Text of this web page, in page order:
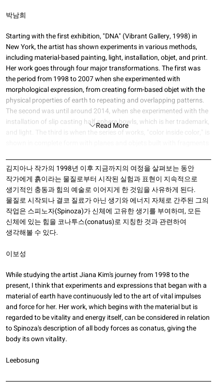
박남희
Starting with the first exhibition, "DNA" (Vibrant Gallery, 1998) in
New York, the artist has shown experiments in various methods,
including material-based painting, light, installation, objet, and print.
Her work goes through four major transformations. The first was
the period from 1998 to 2007 when she experimented with
morphological expression, from creating form-based objet with the
physical properties of earth to repeating and overlapping patterns.
The second was until around 2014, when she experimented with the
installation of slip casting half sphere bowls, which is her trademark,
and light. The third is when the series of works, "color inside color," is
time she tries connecting with heterogeneous materials and expands
while working on the "color inside color" series since 2020. Of course,
the most prominent keynote that runs through these four periods is
the aim toward the mysterious and endless elevation and deepening
that unfolds on the prospect of material.
Park Namhee
Read More
김지아나 작가의 1998년 이후 지금까지의 여정을 살펴보는 동안
작가에게 흙이라는 물질로부터 시작된 실험과 표현이 지속적으로
생기적인 충동과 힘의 예술로 이어지게 한 것임을 사유하게 된다.
물질로 시작되나 결코 질료가 아닌 생기와 에너지 자체로 간주된 그의
작업은 스피노자(Spinoza)가 신체에 고유한 생기를 부여하며, 모든
신체에 있는 힘을 코나투스(conatus)로 지칭한 것과 관련하여
생각해볼 수 있다.
이보성
While studying the artist Jiana Kim's journey from 1998 to the
present, I think that experiments and expressions that began with a
material of earth have continuously led to the art of vital impulses
and force for her. Her work, which begins with the material but is
regarded to be vitality and energy itself, can be considered in relation
to Spinoza's description of all body forces as conatus, giving the
body its own vitality.
Leebosung